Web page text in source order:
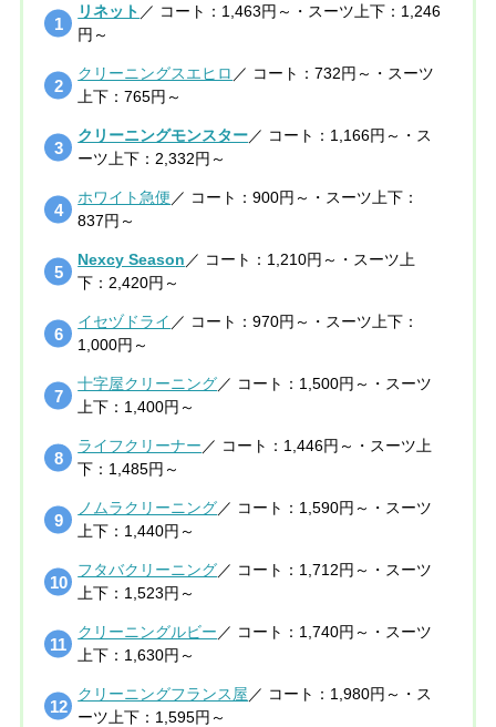
リネット ／ コート：1,463円～・スーツ上下：1,246
円～
クリーニングスエヒロ ／ コート：732円～・スーツ
上下：765円～
クリーニングモンスター／ コート：1,166円～・ス
ーツ上下：2,332円～
ホワイト急便 ／ コート：900円～・スーツ上下：
837円～
Nexcy Season ／ コート：1,210円～・スーツ上
下：2,420円～
イセヅドライ ／ コート：970円～・スーツ上下：
1,000円～
十字屋クリーニング／ コート：1,500円～・スーツ
上下：1,400円～
ライフクリーナー ／ コート：1,446円～・スーツ上
下：1,485円～
ノムラクリーニング／ コート：1,590円～・スーツ
上下：1,440円～
フタバクリーニング／ コート：1,712円～・スーツ
上下：1,523円～
クリーニングルビー ／ コート：1,740円～・スーツ
上下：1,630円～
クリーニングフランス屋 ／ コート：1,980円～・ス
ーツ上下：1,595円～